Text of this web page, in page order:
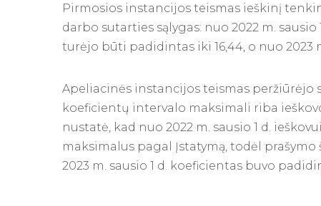
Pirmosios instancijos teismas ieškinį
darbo sutarties sąlygas: nuo 2022 m. sausio
turėjo būti padidintas iki 16,44, o nuo 2023
Apeliacinės instancijos teismas
koeficientų intervalo maksimali riba
nustatė, kad nuo 2022 m. sausio 1 d.
maksimalus pagal Įstatymą, todėl
2023 m. sausio 1 d. koeficientas buvo